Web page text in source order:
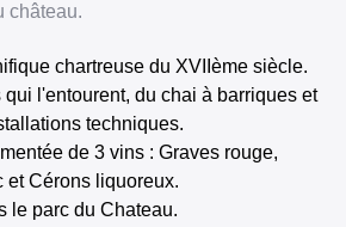
château.
chartreuse du XVIIème siècle.
techniques.
et Cérons liquoreux.
le parc du Chateau.